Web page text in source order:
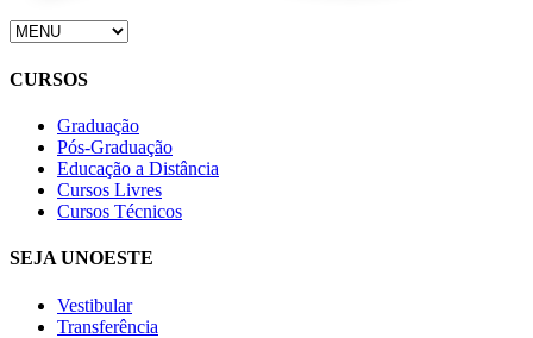
CURSOS
Graduação
Pós-Graduação
Educação a Distância
Cursos Livres
Cursos Técnicos
SEJA UNOESTE
Vestibular
Transferência